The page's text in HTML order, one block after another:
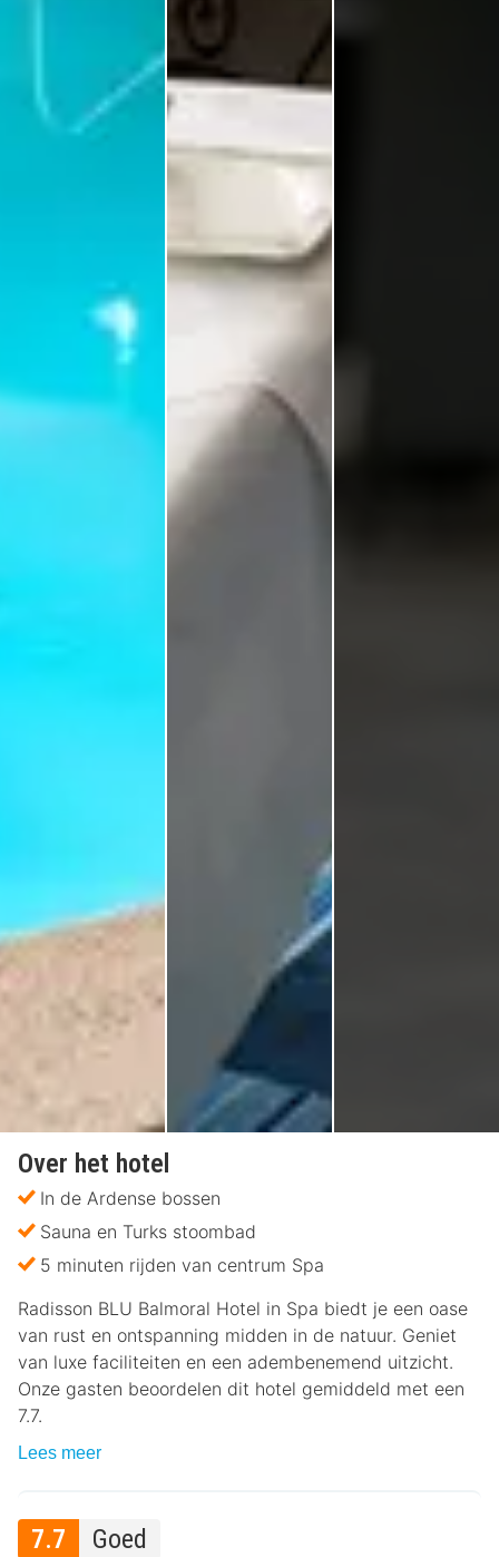
Over het hotel
In de Ardense bossen
Sauna en Turks stoombad
5 minuten rijden van centrum Spa
Radisson BLU Balmoral Hotel in Spa biedt je een oase
van rust en ontspanning midden in de natuur. Geniet
van luxe faciliteiten en een adembenemend uitzicht.
Onze gasten beoordelen dit hotel gemiddeld met een
7.7.
Lees meer
7.7 Goed